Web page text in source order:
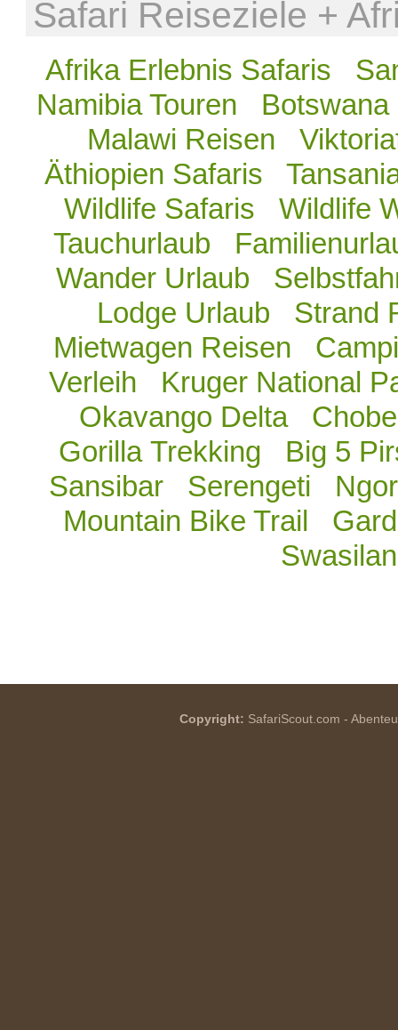
Safari Reiseziele +
Afrika Erlebnis Safaris
Namibia Touren
Botswana
Malawi Reisen
Äthiopien Safaris
Wildlife Safaris
Wildlife
Tauchurlaub
Wander Urlaub
Lodge Urlaub
Strand
Mietwagen Reisen
Verleih
Kruger National
Okavango Delta
Gorilla Trekking
Big 5
Sansibar
Serengeti
Mountain Bike Trail
Copyright: SafariScout.com -